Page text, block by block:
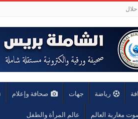
رياضة جهات صحافة وإعلام
مغاربة العالم عالم المرأة والطفل